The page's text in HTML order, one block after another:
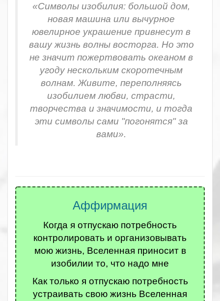
«Символы изобилия: большой дом,
новая машина или вычурное
ювелирное украшение привнесут в
вашу жизнь волны восторга. Но это
не значит пожертвовать океаном в
угоду нескольким скоротечным
волнам. Живите, переполняясь
изобилием любви, страсти,
творчества и значимости, и тогда
эти символы сами "погонятся" за
вами».
Аффирмация
Когда я отпускаю потребность
контролировать и организовывать
мою жизнь, Вселенная приносит в
изобилии то, что надо мне
Как только я отпускаю потребность
устраивать свою жизнь Вселенная